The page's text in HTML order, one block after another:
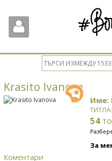
Krasito Ivanova
Име:
54
За
Коментари